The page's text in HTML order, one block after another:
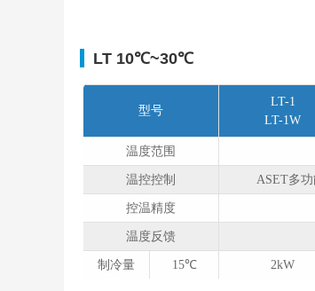
LT 10℃~30℃
型号
LT-1
LT-1W
温度范围
温控控制 ASET多
控温精度
温度反馈
制冷量 15℃ 2kW